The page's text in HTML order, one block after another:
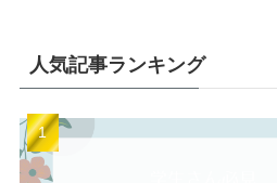
人気記事ランキング